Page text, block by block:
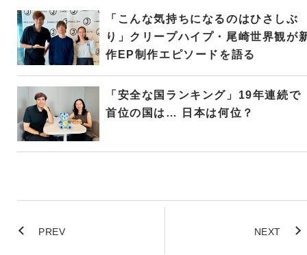
「こんな気持ちになるのはひさしぶ
り」クリープハイプ・尾崎世界観が
作EP制作エピソードを語る
「安全な国ランキング」19年連続で
首位の国は… 日本は何位？
PREV NEXT